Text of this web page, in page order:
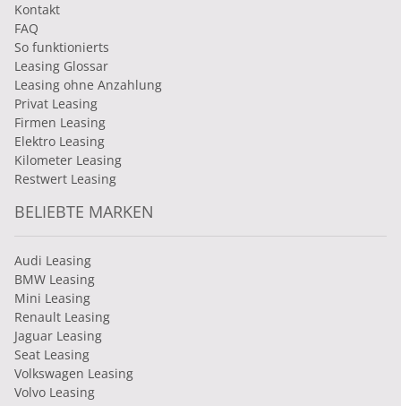
Kontakt
FAQ
So funktionierts
Leasing Glossar
Leasing ohne Anzahlung
Privat Leasing
Firmen Leasing
Elektro Leasing
Kilometer Leasing
Restwert Leasing
BELIEBTE MARKEN
Audi Leasing
BMW Leasing
Mini Leasing
Renault Leasing
Jaguar Leasing
Seat Leasing
Volkswagen Leasing
Volvo Leasing